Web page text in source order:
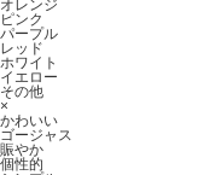
オレンジ
ピンク
パープル
レッド
ホワイト
イエロー
その他
×
かわいい
ゴージャス
賑やか
個性的